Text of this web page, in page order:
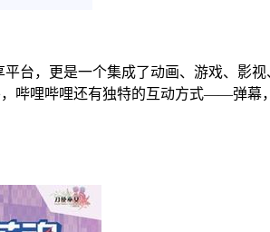
台，更是一个集成了动画、游戏、影视
哔哩哔哩还有独特的互动方式——弹幕